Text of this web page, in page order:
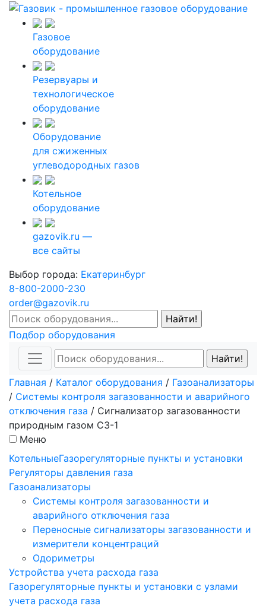
Газовое
оборудование
Резервуары и
технологическое
оборудование
Оборудование
для сжиженных
углеводородных газов
Котельное
оборудование
gazovik.ru —
все сайты
Выбор города: Екатеринбург
8-800-2000-230
order@gazovik.ru
Подбор оборудования
Главная / Каталог оборудования / Газоанализаторы
/ Системы контроля загазованности и аварийного
отключения газа / Сигнализатор загазованности
природным газом СЗ-1
Меню
КотельныеГазорегуляторные пункты и установки
Регуляторы давления газа
Газоанализаторы
Системы контроля загазованности и
аварийного отключения газа
Переносные сигнализаторы загазованности и
измерители концентраций
Одориметры
Устройства учета расхода газа
Газорегуляторные пункты и установки с узлами
учета расхода газа